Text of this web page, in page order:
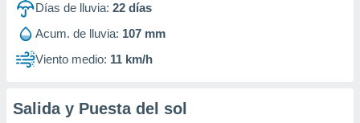
de
1199
Días de lluvia: 22 días
Acum. de lluvia: 107 mm
Viento medio: 11 km/h
Salida y Puesta del sol